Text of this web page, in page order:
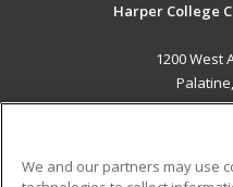
Harper College
1200 West
We and our partners may use